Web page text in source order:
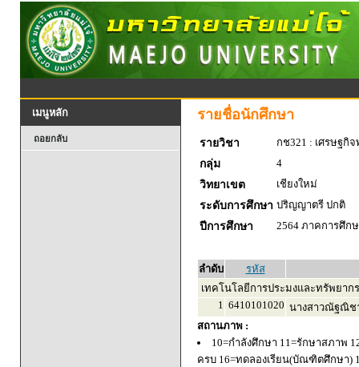
เมนูหลัก
ถอยกลับ
รายชื่อนักศึกษา
รายวิชา
กช321 : เศรษฐกิ
กลุ่ม
4
วิทยาเขต
เชียงใหม่
ระดับการศึกษา ปริญญาตรี ปกติ
ปีการศึกษา
2564 ภาคการศึก
ลำดับ
รหัส
เทคโนโลยีการประมงและทรัพยาก
1 6410101020 นางสาวณัฐณิช
สถานภาพ :
10=กำลังศึกษา 11=รักษาสภาพ
ครบ 16=ทดลองเรียน(บัณฑิตศึกษา)